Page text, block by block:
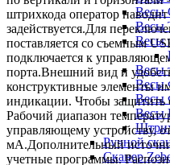
Весы
Весы
Весы
Весы
Весы
Весы
Весы
Ручной
Сканер
штрихкода оператор
задействуется.Для
поставляется со съемным
подключается к
порта.Внешний вид и
конструктивные элементы
индикации. Чтобы защитить
Рабочий диапазон
управляющему устройству,
мА.Дополнительный
учетные программы.